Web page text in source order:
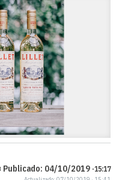
Publicado: 04/10/2019 ·15:17